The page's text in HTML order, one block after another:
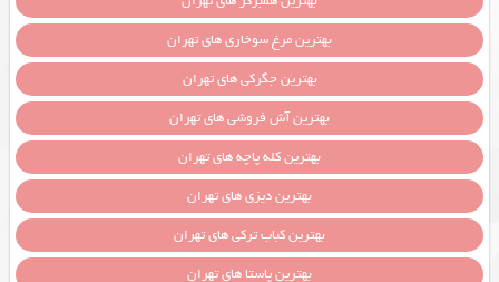
بهترین مرغ سوخاری های تهران
بهترین جگرکی های تهران
بهترین آش فروشی های تهران
بهترین کله پاچه های تهران
بهترین دیزی های تهران
بهترین کباب ترکی های تهران
بهترین پاستا های تهران